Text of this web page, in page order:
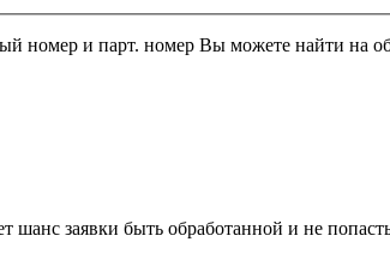
номер и парт. номер Вы можете найти на
заявки быть обработанной и не